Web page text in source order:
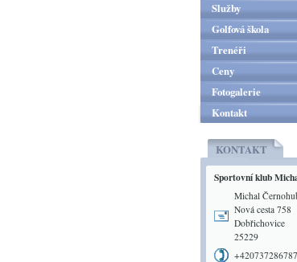
Služby
Golfová škola
Trenéři
Ceny
Fotogalerie
Kontakt
KONTAKT
Sportovní klub
Michal
Nová cesta 758
Dobřichovice
25229
+420737286787